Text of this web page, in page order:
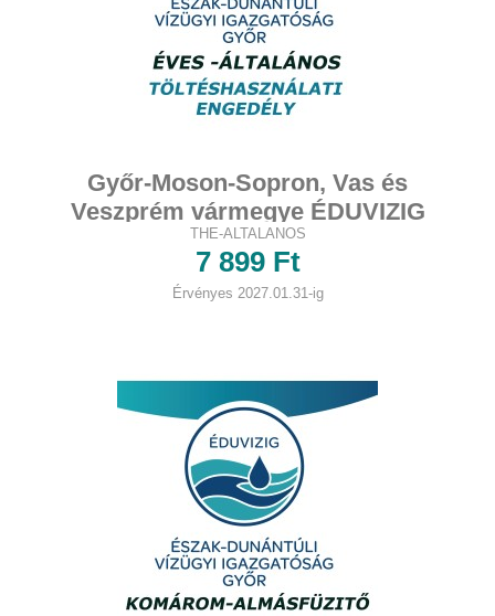
Győr-Moson-Sopron, Vas és
Veszprém vármegye ÉDUVIZIG
működési terület (kivéve...
THE-ALTALANOS
7 899 Ft
Érvényes 2027.01.31-ig